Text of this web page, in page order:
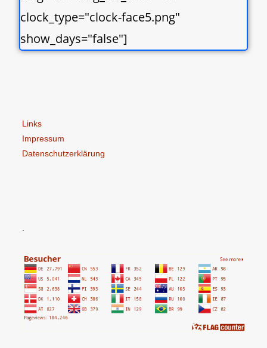
clock_type="clock-face5.png"
show_days="false"]
Links
Impressum
Datenschutzerklärung